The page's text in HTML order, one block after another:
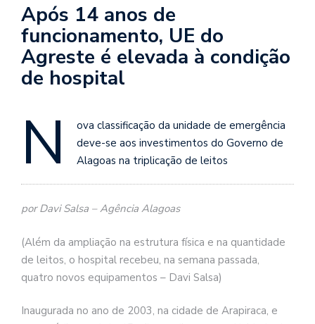
Após 14 anos de
funcionamento, UE do
Agreste é elevada à condição
de hospital
N
ova classificação da unidade de emergência
deve-se aos investimentos do Governo de
Alagoas na triplicação de leitos
por Davi Salsa – Agência Alagoas
(Além da ampliação na estrutura física e na quantidade
de leitos, o hospital recebeu, na semana passada,
quatro novos equipamentos – Davi Salsa)
Inaugurada no ano de 2003, na cidade de Arapiraca, e